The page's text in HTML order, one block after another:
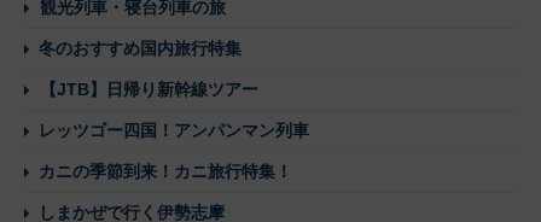
観光列車・寝台列車の旅
冬のおすすめ国内旅行特集
【JTB】日帰り新幹線ツアー
レッツゴー四国！アンパンマン列車
カニの季節到来！カニ旅行特集！
しまかぜで行く伊勢志摩